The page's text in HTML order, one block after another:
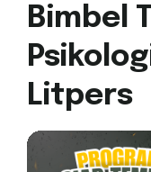
Bimbel
Litpers